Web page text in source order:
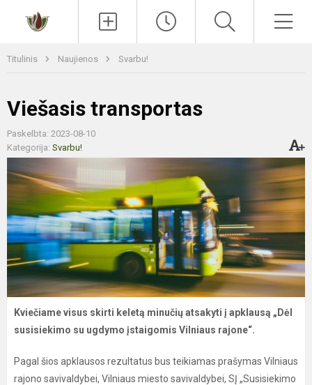
Titulinis Naujienos Svarbu!
Viešasis transportas
Paskelbta: 2023-08-10
Kategorija: Svarbu!
Kviečiame visus skirti keletą minučių atsakyti į apklausą „Dėl
susisiekimo su ugdymo įstaigomis Vilniaus rajone“.
Pagal šios apklausos rezultatus bus teikiamas prašymas Vilniaus
rajono savivaldybei, Vilniaus miesto savivaldybei, SĮ „Susisiekimo